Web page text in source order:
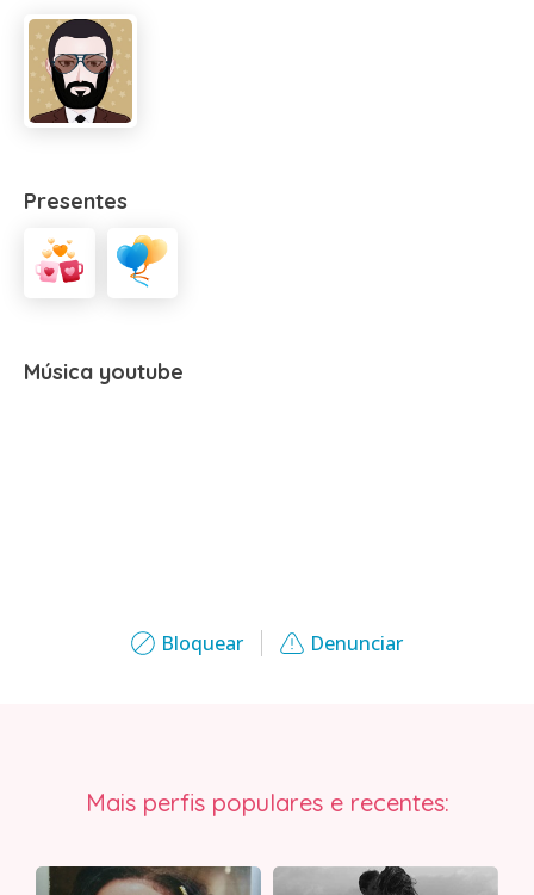
Bloquear Denunciar
Presentes
Música youtube
Mais perfis populares e recentes: